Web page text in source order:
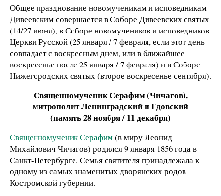
Общее празднование новомученикам и исповедникам
Дивеевским совершается в Соборе Дивеевских святых
(14/27 июня), в Соборе новомучеников и исповедников
Церкви Русской (25 января / 7 февраля, если этот день
совпадает с воскресным днем, или в ближайшее
воскресенье после 25 января / 7 февраля) и в Соборе
Нижегородских святых (второе воскресенье сентября).
Священномученик Серафим (Чичагов),
митрополит Ленинградский и Гдовский
(память 28 ноября / 11 декабря)
Священномученик Серафим(в миру Леонид
Михайлович Чичагов) родился 9 января 1856 года в
Санкт-Петербурге. Семья святителя принадлежала к
одному из самых знаменитых дворянских родов
Костромской губернии.